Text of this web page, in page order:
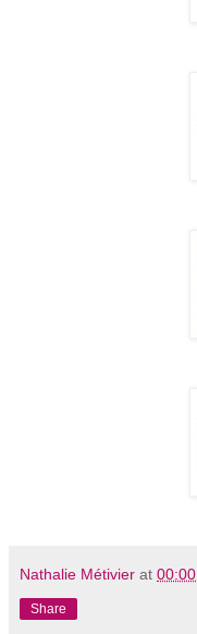
Nathalie Métivier at 00:00
Share